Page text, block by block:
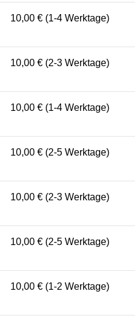
10,00 € (1-4 Werktage)
10,00 € (2-3 Werktage)
10,00 € (1-4 Werktage)
10,00 € (2-5 Werktage)
10,00 € (2-3 Werktage)
10,00 € (2-5 Werktage)
10,00 € (1-2 Werktage)